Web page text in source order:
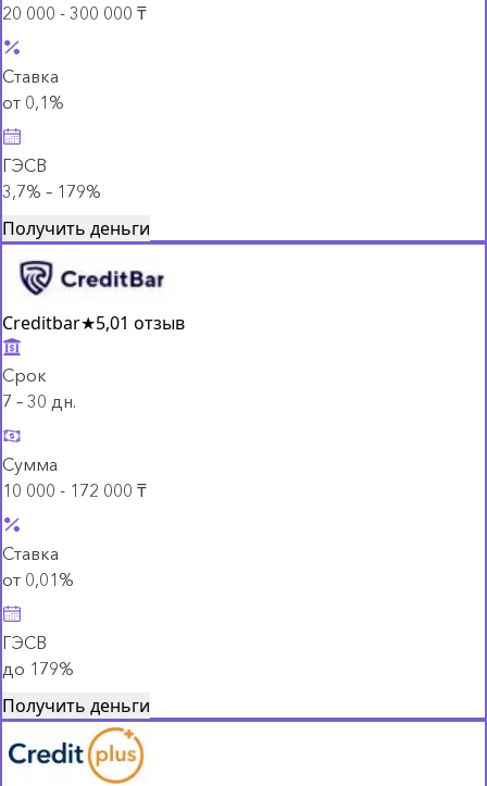
20 000 - 300 000 ₸
Ставка
от 0,1%
ГЭСВ
3,7% – 179%
Получить деньги
Creditbar★5,01 отзыв
Срок
7 – 30 дн.
Сумма
10 000 - 172 000 ₸
Ставка
от 0,01%
ГЭСВ
до 179%
Получить деньги